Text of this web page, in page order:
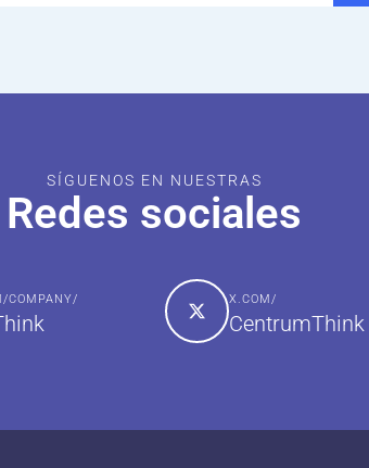
SÍGUENOS EN NUESTRAS
Redes sociales
COMPANY/ X.COM/
CentrumThink